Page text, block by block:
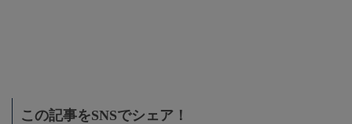
この記事をSNSでシェア！